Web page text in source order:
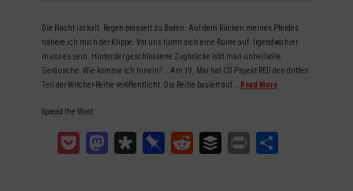
Die Nacht ist kalt. Regen prasselt zu Boden. Auf dem Rücken meines Pferdes
nähere ich mich der Klippe. Vor uns türmt sich eine Ruine auf. Irgendwo hier
muss es sein. Hinter der geschlossene Zugbrücke hört man unheilvolle
Geräusche. Wie komme ich hinein? … Am 19. Mai hat CD Projekt RED den dritten
Teil der Witcher-Reihe veröffentlicht. Die Reihe basiert auf …
Read More
Spread the Word:
Pocket MastodonDiasporaPinboardReddit Buffer Print